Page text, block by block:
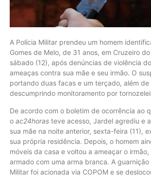
A Polícia Militar prendeu um homem
Gomes de Melo, de 31 anos, em Cruzeiro
sábado (12), após denúncias de violência
ameaças contra sua mãe e seu irmão. O
portando duas facas e um terçado, além de
descumprindo monitoramento por
De acordo com o boletim de ocorrência ao
o ac24horas teve acesso, Jardel agrediu e
sua mãe na noite anterior, sexta-feira (11),
sua própria residência. Depois, o homem
móveis da casa e voltou a ameaçar o
armado com uma arma branca. A guarnição
Militar foi acionada via COPOM e se